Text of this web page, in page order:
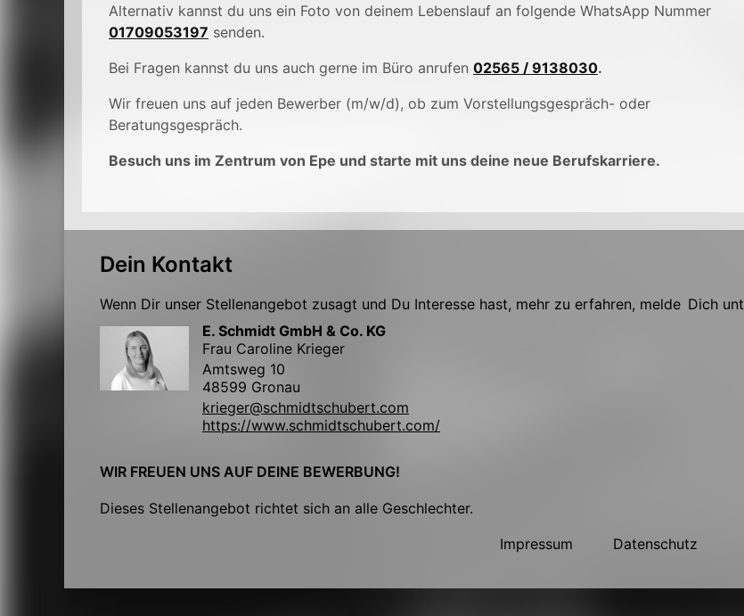
Alternativ kannst du uns ein Foto von deinem Lebenslauf an folgende WhatsApp Nummer
01709053197 senden.
Bei Fragen kannst du uns auch gerne im Büro anrufen 02565 / 9138030.
Wir freuen uns auf jeden Bewerber (m/w/d), ob zum Vorstellungsgespräch- oder
Beratungsgespräch.
Besuch uns im Zentrum von Epe und starte mit uns deine neue Berufskarriere.
Dein Kontakt
Wenn Dir unser Stellenangebot zusagt und Du Interesse hast, mehr zu erfahren, melde Dich
E. Schmidt GmbH & Co. KG
Frau Caroline Krieger
Amtsweg 10
48599 Gronau
krieger@schmidtschubert.com
https://www.schmidtschubert.com/
WIR FREUEN UNS AUF DEINE BEWERBUNG!
Dieses Stellenangebot richtet sich an alle Geschlechter.
Impressum
Datenschutz